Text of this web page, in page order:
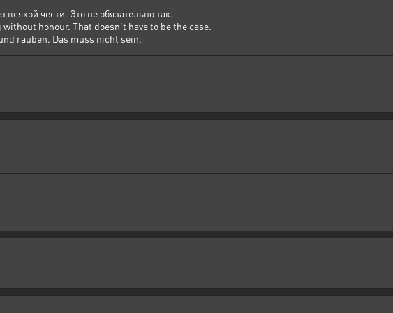
всякой чести. Это не обязательно так.
honour. That doesn't have to be the case.
rauben. Das muss nicht sein.